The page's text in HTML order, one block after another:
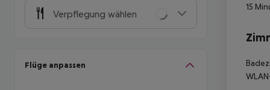
Verpflegung wählen
Flüge anpassen
15